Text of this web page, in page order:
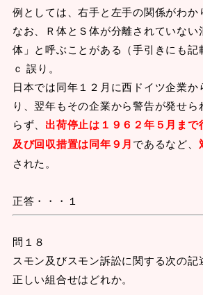
例としては、右手と左手の関係がわか
なお、Ｒ体とＳ体が分離されていない
体」と呼ぶことがある（手引きにも記
ｃ 誤り。
日本では同年１２月に西ドイツ企業か
り、翌年もその企業から警告が発せ
らず、 出荷停止は１９６２年５月ま
及び回収措置は同年９月であるなど、
された。
正答・・・１
問１８
スモン及びスモン訴訟に関する次の記
正しい組合せはどれか。